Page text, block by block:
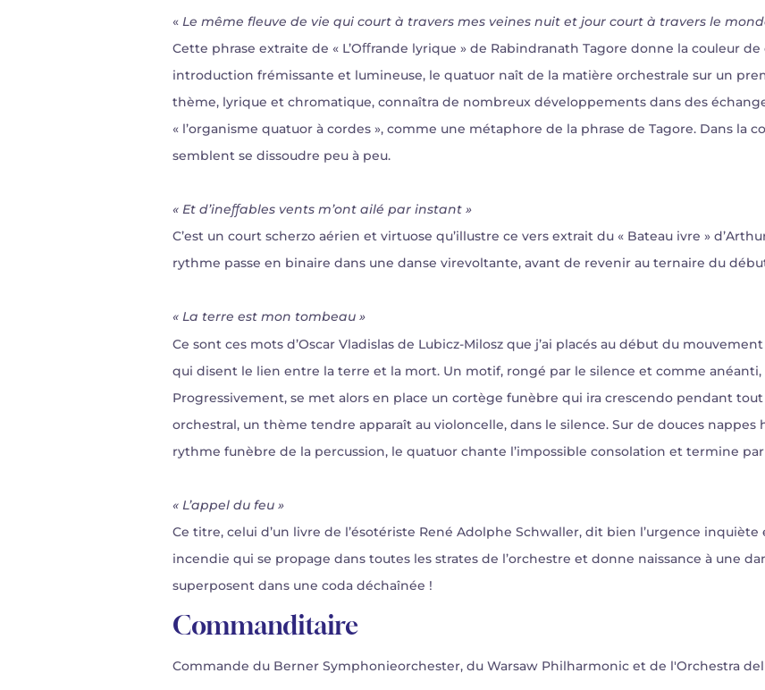
« Le même fleuve de vie qui court à travers mes veines nuit et jour court à travers le
Cette phrase extraite de « L’Oﬀrande lyrique » de Rabindranath Tagore donne la couleur
introduction frémissante et lumineuse, le quatuor naît de la matière orchestrale sur un
thème, lyrique et chromatique, connaîtra de nombreux développements dans des
« l’organisme quatuor à cordes », comme une métaphore de la phrase de Tagore. Dans la
semblent se dissoudre peu à peu.
« Et d’ineﬀables vents m’ont ailé par instant »
C’est un court scherzo aérien et virtuose qu’illustre ce vers extrait du « Bateau ivre »
rythme passe en binaire dans une danse virevoltante, avant de revenir au ternaire du
« La terre est mon tombeau »
Ce sont ces mots d’Oscar Vladislas de Lubicz-Milosz que j’ai placés au début du
qui disent le lien entre la terre et la mort. Un motif, rongé par le silence et comme
Progressivement, se met alors en place un cortège funèbre qui ira crescendo pendant
orchestral, un thème tendre apparaît au violoncelle, dans le silence. Sur de douces nappes
rythme funèbre de la percussion, le quatuor chante l’impossible consolation et termine
« L’appel du feu »
Ce titre, celui d’un livre de l’ésotériste René Adolphe Schwaller, dit bien l’urgence inquiète
incendie qui se propage dans toutes les strates de l’orchestre et donne naissance à une
superposent dans une coda déchaînée !
Commanditaire
Commande du Berner Symphonieorchester, du Warsaw Philharmonic et de l'Orchestra